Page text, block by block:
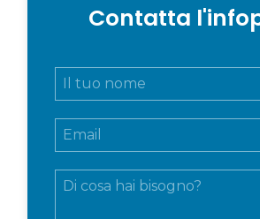
Contatta
N
E
m
M